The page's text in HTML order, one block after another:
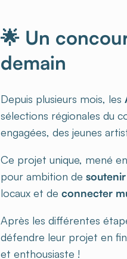
🌟 Un
demain
Depuis plusieurs mois, les
sélections régionales du
engagées, des jeunes
Ce projet unique, mené
pour ambition de
locaux et de connecter
Après les différentes
défendre leur projet en
et enthousiaste !